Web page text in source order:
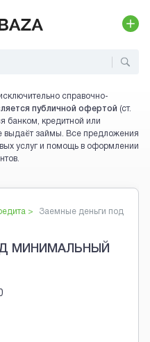
справочно-
публичной офертой (ст.
банком, кредитной или
выдаёт займы. Все предложения
услуг и помощь в оформлении
>
Заемные деньги под
МИНИМАЛЬНЫЙ